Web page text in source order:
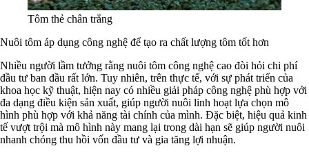
Tôm thẻ chân trắng
Nuôi tôm áp dụng công nghệ để tạo ra chất lượng tôm tốt hơn
Nhiều người lầm tưởng rằng nuôi tôm công nghệ cao đòi hỏi chi phí
đầu tư ban đầu rất lớn. Tuy nhiên, trên thực tế, với sự phát triển của
khoa học kỹ thuật, hiện nay có nhiều giải pháp công nghệ phù hợp với
đa dạng điều kiện sản xuất, giúp người nuôi linh hoạt lựa chọn mô
hình phù hợp với khả năng tài chính của mình. Đặc biệt, hiệu quả kinh
tế vượt trội mà mô hình này mang lại trong dài hạn sẽ giúp người nuôi
nhanh chóng thu hồi vốn đầu tư và gia tăng lợi nhuận.